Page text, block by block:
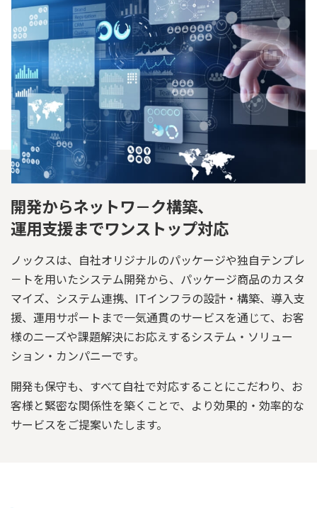
開発からネットワ－ク構築、
運用支援までワンストップ対応
ノックスは、自社オリジナルのパッケージや独自テンプレ
－トを用いたシステム開発から、パッケージ商品のカスタ
マイズ、システム連携、ITインフラの設計・構築、導入支
援、運用サポートまで一気通貫のサービスを通じて、お客
様のニーズや課題解決にお応えするシステム・ソリュー
ション・カンパニーです。
開発も保守も、すべて自社で対応することにこだわり、お
客様と緊密な関係性を築くことで、より効果的・効率的な
サービスをご提案いたします。